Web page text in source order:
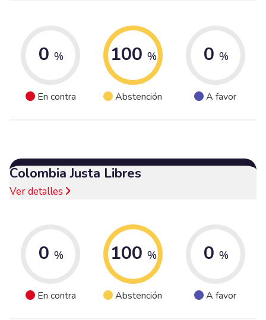
0 %
En contra
100 %
Abstención
0 %
A favor
Colombia Justa Libres
Ver detalles
0 %
En contra
100 %
Abstención
0 %
A favor